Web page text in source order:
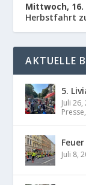
Mittwoch, 16.
Herbstfahrt
AKTUELLE
5.
Juli
Presse,
Juli 8,